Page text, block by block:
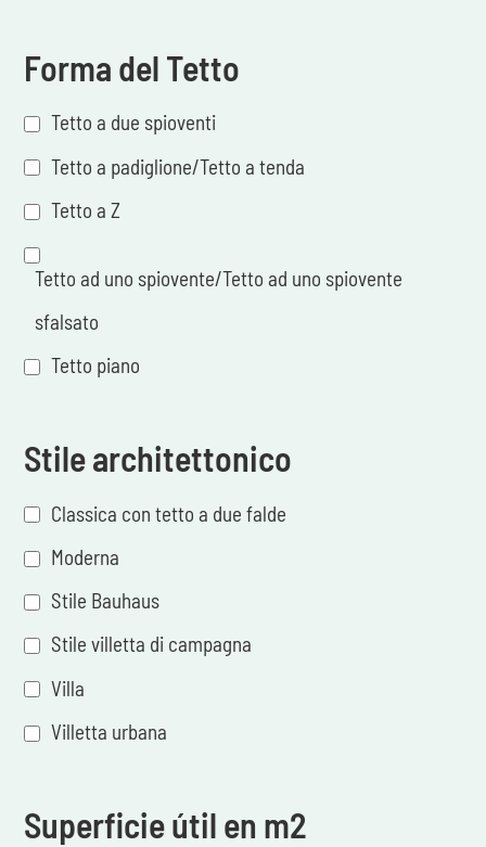
Forma del Tetto
Tetto a due spioventi
Tetto a padiglione/Tetto a tenda
Tetto a Z
Tetto ad uno spiovente/Tetto ad uno spiovente
sfalsato
Tetto piano
Stile architettonico
Classica con tetto a due falde
Moderna
Stile Bauhaus
Stile villetta di campagna
Villa
Villetta urbana
Superficie útil en m2